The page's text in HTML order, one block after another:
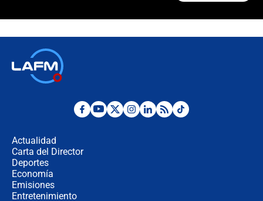
Las seis de las 6 con Juan Lozano |
Actualidad
Carta del Director
Deportes
Economía
Emisiones
Entretenimiento